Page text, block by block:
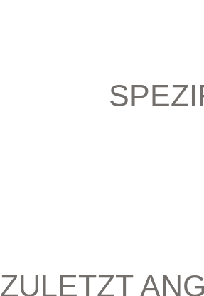
ZULETZT